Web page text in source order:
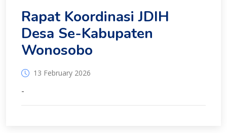
Rapat Koordinasi JDIH
Desa Se-Kabupaten
Wonosobo
13 February 2026
-